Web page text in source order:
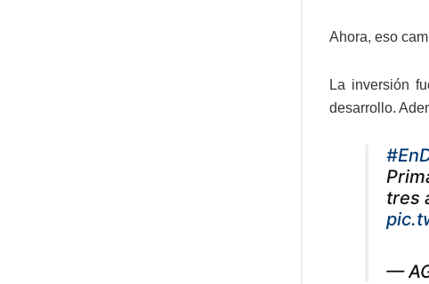
Ahora, eso
La inversión
desarrollo.
tres
—